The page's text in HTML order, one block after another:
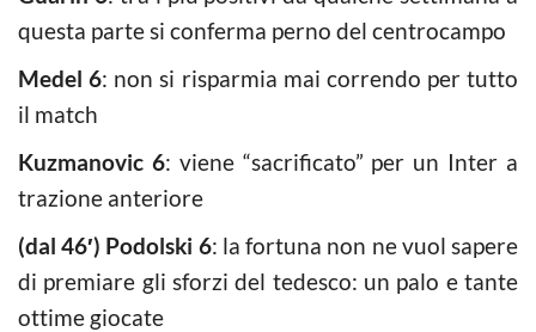
questa parte si conferma perno del centrocampo
Medel 6: non si risparmia mai correndo per tutto
il match
Kuzmanovic 6: viene “sacrificato” per un Inter a
trazione anteriore
(dal 46′) Podolski 6: la fortuna non ne vuol sapere
di premiare gli sforzi del tedesco: un palo e tante
ottime giocate